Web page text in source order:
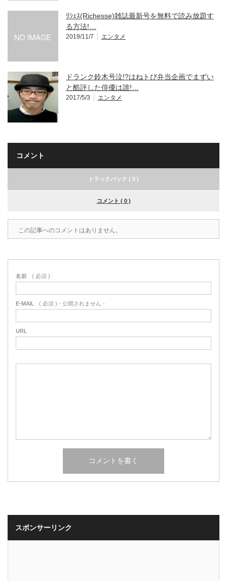
ﾘｼｪｽ(Richesse)雑誌最新号を無料で読み放題す
る方法!…
2019/11/7 エンタメ
ドランク鈴木号泣!?はねトび弁当企画でまずい
と酷評した俳優は誰!…
2017/5/3 エンタメ
コメント
トラックバック ( 0 )
コメント ( 0 )
この記事へのコメントはありません。
名前 ( 必須 )
E-MAIL ( 必須 ) - 公開されません -
URL
スポンサーリンク